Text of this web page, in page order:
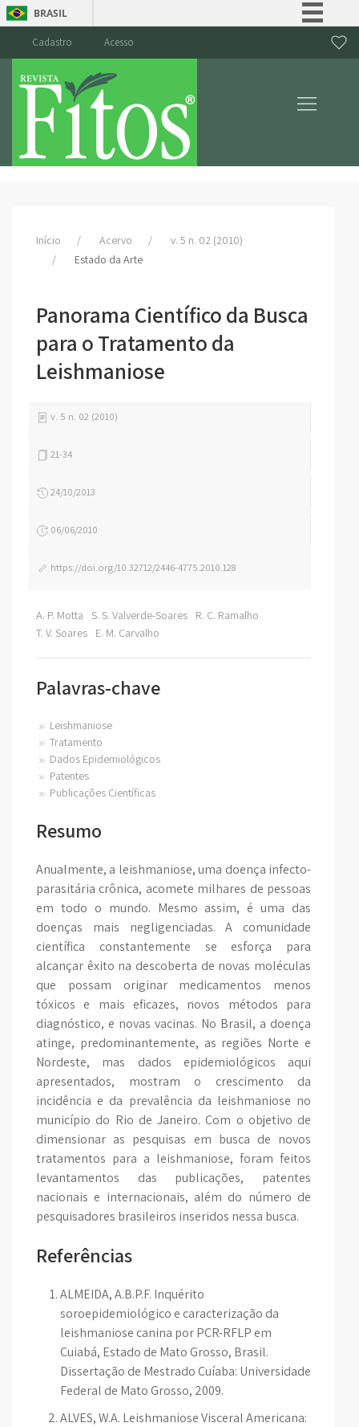
BRASIL
Canais
Cadastro Acesso
Início Acervo
v. 5 n. 02 (2010)
Estado da Arte
Panorama Científico da Busca
para o Tratamento da
Leishmaniose
v. 5 n. 02 (2010)
21-34
24/10/2013
06/06/2010
https://doi.org/10.32712/2446-4775.2010.128
A. P. Motta S. S. Valverde-Soares
R. C. Ramalho
T. V. Soares
E. M. Carvalho
Palavras-chave
Leishmaniose
Tratamento
Dados Epidemiológicos
Patentes
Publicações Científicas
Resumo
Anualmente, a leishmaniose, uma doença infecto-
parasitária crônica, acomete milhares de pessoas
em todo o mundo. Mesmo assim, é uma das
doenças mais negligenciadas. A comunidade
científica constantemente se esforça para
alcançar êxito na descoberta de novas moléculas
que possam originar medicamentos menos
tóxicos e mais eficazes, novos métodos para
diagnóstico, e novas vacinas. No Brasil, a doença
atinge, predominantemente, as regiões Norte e
Nordeste, mas dados epidemiológicos aqui
apresentados, mostram o crescimento da
incidência e da prevalência da leishmaniose no
município do Rio de Janeiro. Com o objetivo de
dimensionar as pesquisas em busca de novos
tratamentos para a leishmaniose, foram feitos
levantamentos das publicações, patentes
nacionais e internacionais, além do número de
pesquisadores brasileiros inseridos nessa busca.
Referências
ALMEIDA, A.B.P.F. Inquérito
soroepidemiológico e caracterização da
leishmaniose canina por PCR-RFLP em
Cuiabá, Estado de Mato Grosso, Brasil.
Dissertação de Mestrado Cuíaba: Universidade
Federal de Mato Grosso, 2009.
ALVES, W.A. Leishmaniose Visceral Americana: